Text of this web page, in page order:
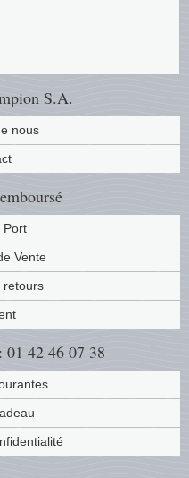
S.A.
nous
Port
Vente
retours
01 42 46 07 38